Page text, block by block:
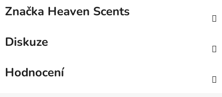
Značka Heaven Scents
Diskuze
Hodnocení